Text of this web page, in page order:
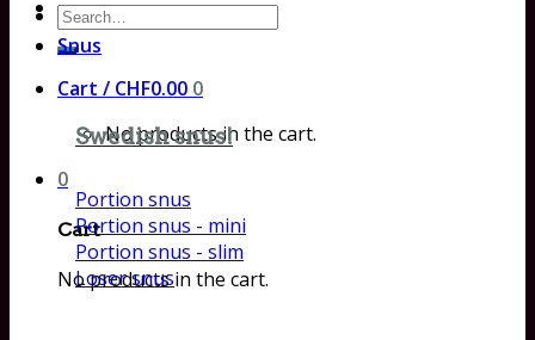
Search
for:
Cart / CHF0.00 0
No products in the cart.
0
Cart
No products in the cart.
Snus
Swedish snus!
Portion snus
Portion snus - mini
Portion snus - slim
Loser snus